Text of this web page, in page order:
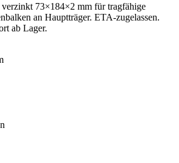
verzinkt 73×184×2 mm für tragfähige
an Hauptträger. ETA-zugelassen.
ab Lager.